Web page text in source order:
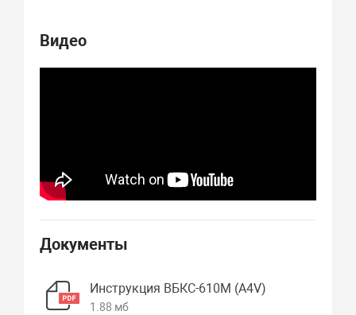
Видео
Документы
Инструкция ВБКС-610М (А4V)
1.88 мб